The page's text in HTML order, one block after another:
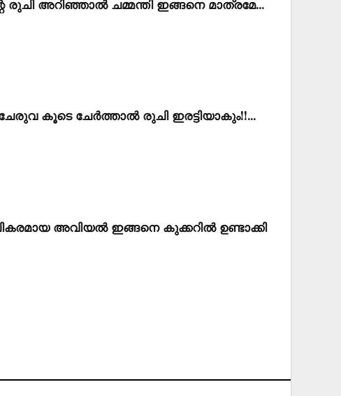
അറിഞ്ഞാൽ ചമ്മന്തി ഇങ്ങനെ മാത്രമേ…
കൂടെ ചേർത്താൽ രുചി ഇരട്ടിയാകും!!…
അവിയൽ ഇങ്ങനെ കുക്കറിൽ ഉണ്ടാക്കി